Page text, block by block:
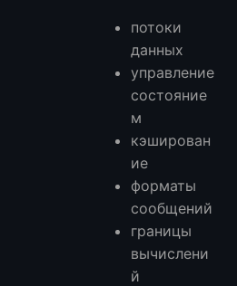
потоки
данных
управление
состояние
м
кэширован
ие
форматы
сообщений
границы
вычислени
й